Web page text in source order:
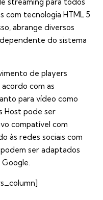
com tecnologia HTML 5
abrange diversos
do sistema
de players
com as
para vídeo como
Host pode ser
compatível com
às redes sociais com
ser adaptados